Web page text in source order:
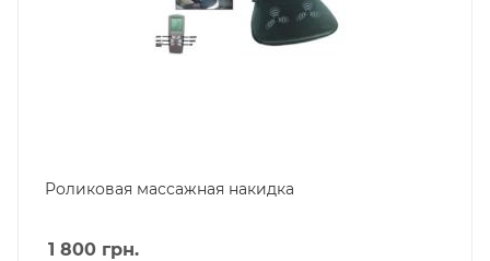
Роликовая массажная накидка
1 800 грн.